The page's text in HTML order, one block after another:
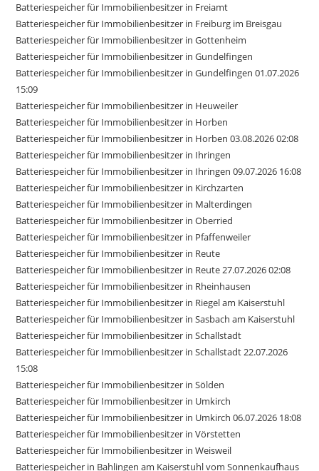
Batteriespeicher für Immobilienbesitzer in Freiamt
Batteriespeicher für Immobilienbesitzer in Freiburg im Breisgau
Batteriespeicher für Immobilienbesitzer in Gottenheim
Batteriespeicher für Immobilienbesitzer in Gundelfingen
Batteriespeicher für Immobilienbesitzer in Gundelfingen 01.07.2026
15:09
Batteriespeicher für Immobilienbesitzer in Heuweiler
Batteriespeicher für Immobilienbesitzer in Horben
Batteriespeicher für Immobilienbesitzer in Horben 03.08.2026 02:08
Batteriespeicher für Immobilienbesitzer in Ihringen
Batteriespeicher für Immobilienbesitzer in Ihringen 09.07.2026 16:08
Batteriespeicher für Immobilienbesitzer in Kirchzarten
Batteriespeicher für Immobilienbesitzer in Malterdingen
Batteriespeicher für Immobilienbesitzer in Oberried
Batteriespeicher für Immobilienbesitzer in Pfaffenweiler
Batteriespeicher für Immobilienbesitzer in Reute
Batteriespeicher für Immobilienbesitzer in Reute 27.07.2026 02:08
Batteriespeicher für Immobilienbesitzer in Rheinhausen
Batteriespeicher für Immobilienbesitzer in Riegel am Kaiserstuhl
Batteriespeicher für Immobilienbesitzer in Sasbach am Kaiserstuhl
Batteriespeicher für Immobilienbesitzer in Schallstadt
Batteriespeicher für Immobilienbesitzer in Schallstadt 22.07.2026
15:08
Batteriespeicher für Immobilienbesitzer in Sölden
Batteriespeicher für Immobilienbesitzer in Umkirch
Batteriespeicher für Immobilienbesitzer in Umkirch 06.07.2026 18:08
Batteriespeicher für Immobilienbesitzer in Vörstetten
Batteriespeicher für Immobilienbesitzer in Weisweil
Batteriespeicher in Bahlingen am Kaiserstuhl vom Sonnenkaufhaus